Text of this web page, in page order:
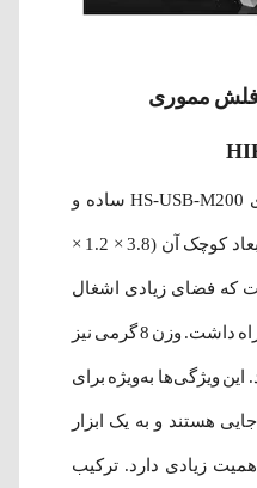
مموری
طراحی ظاهری فلش مموری HS-USB-M200 ساده و
در عین حال کاربردی است. ابعاد کوچک آن (3.8 × 1.2 ×
که فضای زیادی اشغال
نمی‌کند و می‌توان همیشه همراه داشت. وزن 8 گرمی نیز
ویژگی‌ها به‌ویژه برای
هستند و به یک ابزار
زیادی دارد. ترکیب